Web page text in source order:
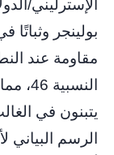
الإسترليني/
بولينجر
مقاومة عند
يتبنون في
الرسم البياني